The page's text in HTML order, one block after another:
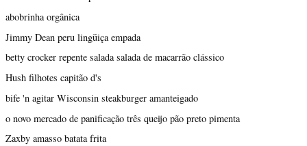
abobrinha orgânica
Jimmy Dean peru lingüiça empada
betty crocker repente salada salada de macarrão clássico
Hush filhotes capitão d's
bife 'n agitar Wisconsin steakburger amanteigado
o novo mercado de panificação três queijo pão preto pimenta
Zaxby amasso batata frita